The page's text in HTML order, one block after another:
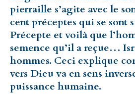
pierraille s’agite avec le
cent préceptes qui se sont
Précepte et voilà que
semence qu’il a reçue…
hommes. Ceci explique
vers Dieu va en sens
puissance humaine.